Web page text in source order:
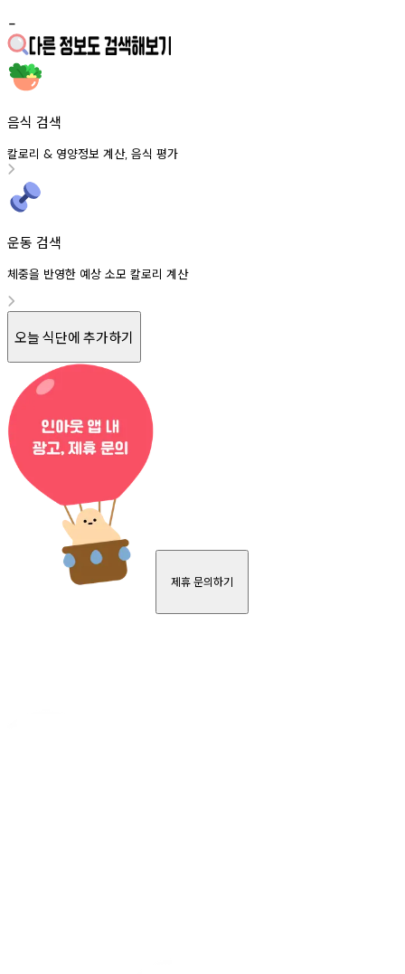
-
음식 검색
칼로리 & 영양정보 계산, 음식 평가
운동 검색
체중을 반영한 예상 소모 칼로리 계산
오늘 식단에 추가하기
제휴 문의하기